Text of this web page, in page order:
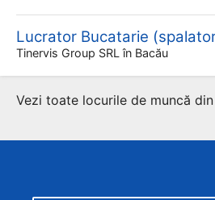
Lucrator Bucatarie
Tinervis Group SRL în Bacău
Vezi toate locurile de muncă din